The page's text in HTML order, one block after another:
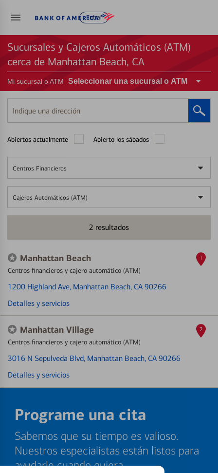
Entrar
Sucursales y Cajeros Automáticos (ATM)
cerca de Manhattan Beach, CA
Mi sucursal o ATM Seleccionar una sucursal o ATM
Indique
una
Abiertos actualmente Abierto los sábados
Centros Financieros
Cajeros Automáticos (ATM)
2 resultados
Manhattan Beach
Centros financieros y cajero automático (ATM)
1200 Highland Ave, Manhattan Beach, CA 90266
Detalles y servicios
1
Manhattan Village
Centros financieros y cajero automático (ATM)
3016 N Sepulveda Blvd, Manhattan Beach, CA 90266
Detalles y servicios
2
Programe una cita
Sabemos que su tiempo es valioso.
Nuestros especialistas están listos para
ayudarle cuando quiera.